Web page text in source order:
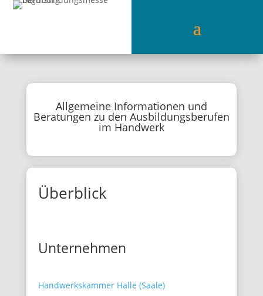
Allgemeine Informationen und
Beratungen zu den Ausbildungsberufen
im Handwerk
Überblick
Unternehmen
Handwerkskammer Halle (Saale)